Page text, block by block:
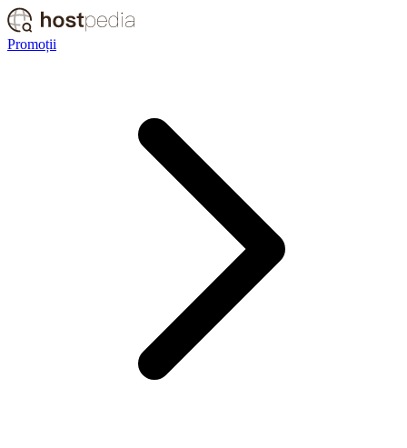
Promoții